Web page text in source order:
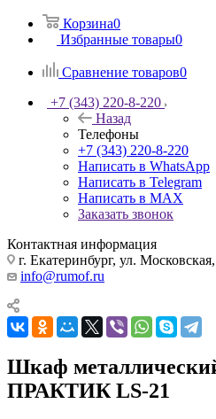
Корзина0
Избранные товары0
Сравнение товаров0
+7 (343) 220-8-220
Назад
Телефоны
+7 (343) 220-8-220
Написать в WhatsApp
Написать в Telegram
Написать в MAX
Заказать звонок
Контактная информация
г. Екатеринбург, ул.
info@rumof.ru
Шкаф
ПРАКТИК LS-21